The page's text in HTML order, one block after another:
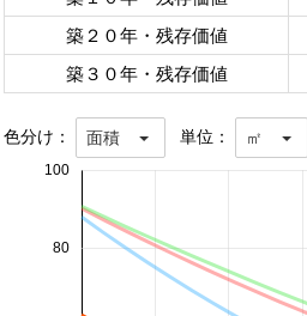
築２０年・残存価値
築３０年・残存価値
色分け： 面積 単位： ㎡
80
100